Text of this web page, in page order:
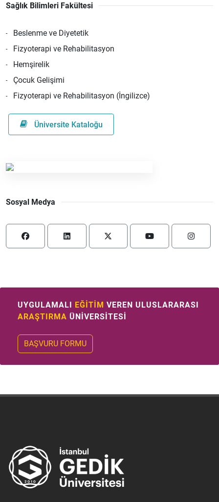
Sağlık Bilimleri Fakültesi
Beslenme ve Diyetetik
Fizyoterapi ve Rehabilitasyon
Hemşirelik
Çocuk Gelişimi
Fizyoterapi ve Rehabilitasyon (İngilizce)
Üniversite Kataloğu
Sosyal Medya
UYGULAMALI EĞİTİM VEREN ULUSLARARASI
ARAŞTIRMA ÜNİVERSİTESİ
BAŞVURU FORMU